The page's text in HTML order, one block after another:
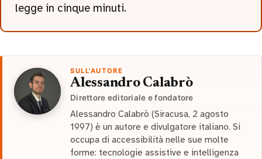
legge in cinque minuti.
SULL'AUTORE
Alessandro Calabrò
Direttore editoriale e fondatore
Alessandro Calabrò (Siracusa, 2 agosto
1997) è un autore e divulgatore italiano. Si
occupa di accessibilità nelle sue molte
forme: tecnologie assistive e intelligenza